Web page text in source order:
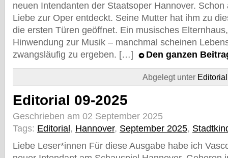
neuen Intendanten der Staatsoper Hannover.
Liebe zur Oper entdeckt. Seine Mutter hat ihm zu
die ersten Türen geöffnet. Ein musisches
Hinwendung zur Musik – manchmal scheinen
zwangsläufig zu ergeben. […]
Den ganzen
Abgelegt unter Editorial
Editorial 09-2025
Geschrieben am 02 September 2025
Tags: Editorial , Hannover, September 2025,
Liebe Leser*innen Für diese Ausgabe habe ich